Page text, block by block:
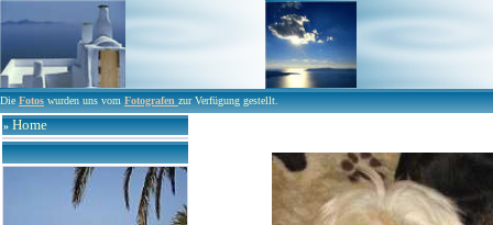
DieFotoswurden uns vomFotografenzur Verfügung gestellt.
» Home